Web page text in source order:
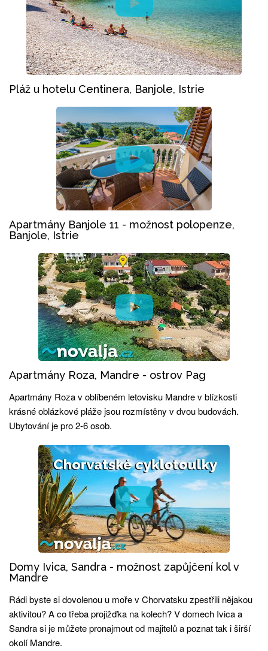
Pláž u hotelu Centinera, Banjole, Istrie
Apartmány Banjole 11 - možnost polopenze,
Banjole, Istrie
Apartmány Roza, Mandre - ostrov Pag
Apartmány Roza v oblíbeném letovisku Mandre v blízkosti
krásné oblázkové pláže jsou rozmístěny v dvou budovách.
Ubytování je pro 2-6 osob.
Domy Ivica, Sandra - možnost zapůjčení kol v
Mandre
Rádi byste si dovolenou u moře v Chorvatsku zpestřili nějakou
aktivitou? A co třeba projižďka na kolech? V domech Ivica a
Sandra si je můžete pronajmout od majitelů a poznat tak i širší
okolí Mandre.